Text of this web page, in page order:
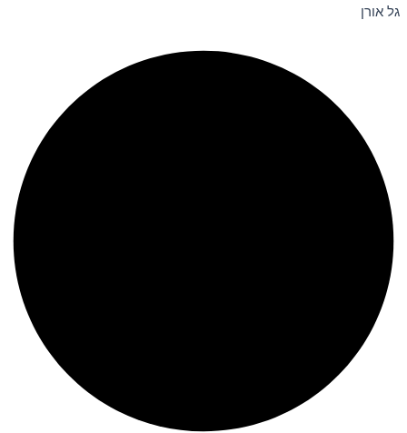
גל אורן